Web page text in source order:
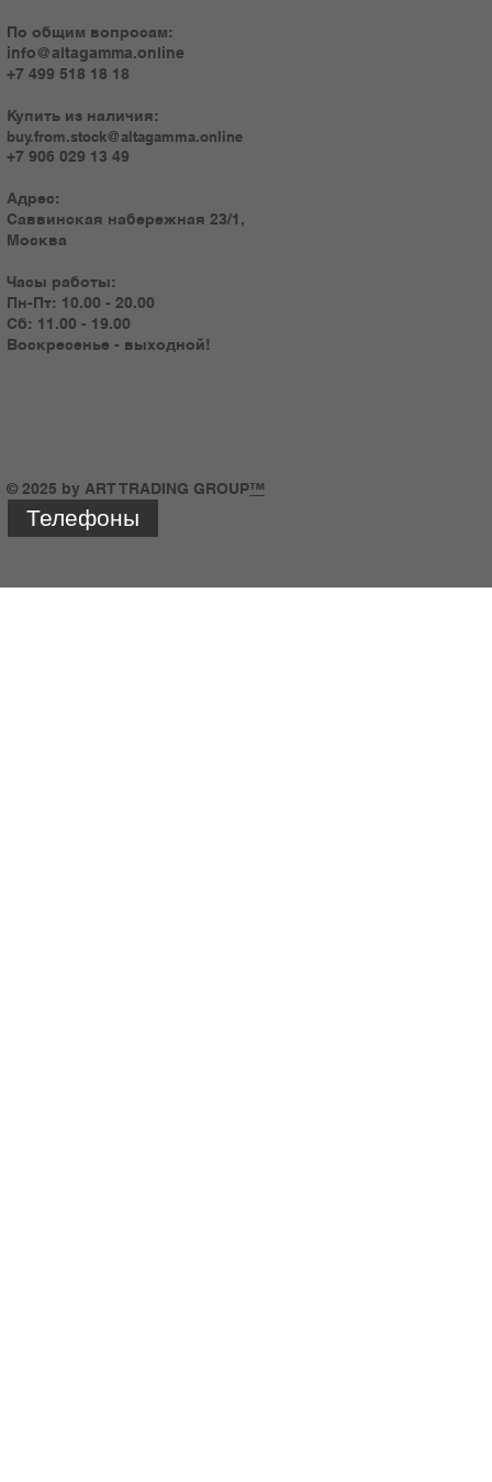
По общим вопросам:
info@altagamma.online
+7 499 518 18 18
Купить из наличия:
buy.from.stock@altagamma.online
+7 906 029 13 49
Адрес:
Саввинская набережная 23/1,
Москва
Часы работы:
Пн-Пт: 10.00 - 20.00
Сб: 11.00 - 19.00
Воскресенье - выходной!
© 2025 by ART TRADING GROUP™
Телефоны